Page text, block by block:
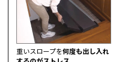
重いスロープを何度も出し入れ